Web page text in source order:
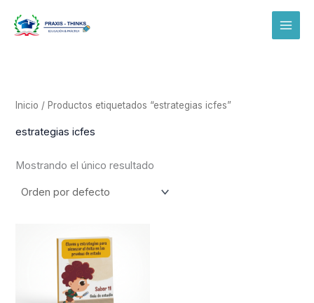
Inicio / Productos etiquetados “estrategias icfes”
estrategias icfes
Mostrando el único resultado